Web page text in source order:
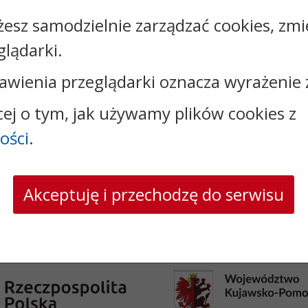
Kontakt:
tel.:+48542827900
faks: +48542827928
e-mail:sekretariat@aleksandrow.pl
skrytka ePUAP: /a8e06me4y7/SkrytkaESP
samodzielnie zarządzać cookies,
przeglądarki oznacza wyrażenie
o tym, jak używamy plików cookies z
.
Akceptuję i przechodzę do serwisu